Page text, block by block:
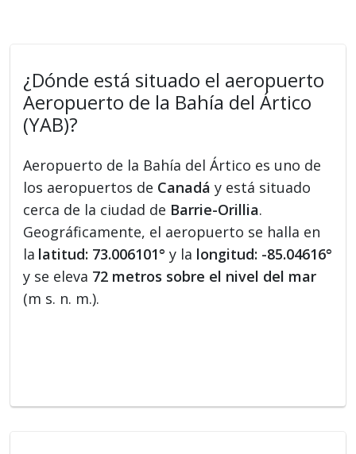
¿Dónde está situado el aeropuerto
Aeropuerto de la Bahía del Ártico
(YAB)?
Aeropuerto de la Bahía del Ártico es uno de
los aeropuertos de Canadá y está situado
cerca de la ciudad de Barrie-Orillia.
Geográficamente, el aeropuerto se halla en
la latitud: 73.006101° y la longitud: -85.04616°
y se eleva 72 metros sobre el nivel del mar
(m s. n. m.).